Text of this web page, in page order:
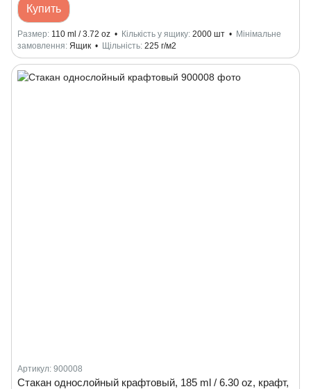
Купить
Размер 110 ml / 3.72 oz Кількість у ящику 2000 шт
Мінімальне
замовлення Ящик Щільність 225 г/м2
Артикул: 900008
Стакан однослойный крафтовый, 185 ml / 6.30 oz, крафт,